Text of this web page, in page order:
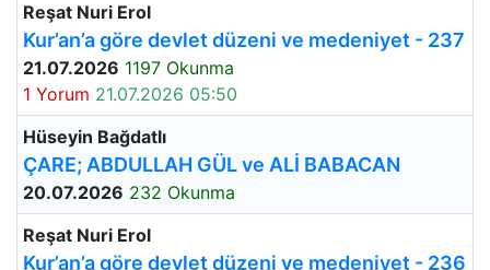
Reşat Nuri Erol
Kur’an’a göre devlet düzeni ve medeniyet - 237
21.07.2026 1197 Okunma
1 Yorum 21.07.2026 05:50
Hüseyin Bağdatlı
ÇARE; ABDULLAH GÜL ve ALİ BABACAN
20.07.2026 232 Okunma
Reşat Nuri Erol
Kur’an’a göre devlet düzeni ve medeniyet - 236